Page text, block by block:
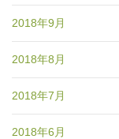
2018年9月
2018年8月
2018年7月
2018年6月